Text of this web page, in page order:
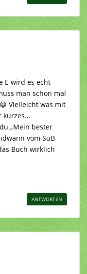
E wird es echt
man schon mal
Vielleicht was mit
kurzes…
„Mein bester
vom SuB
Buch wirklich
ANTWORTEN